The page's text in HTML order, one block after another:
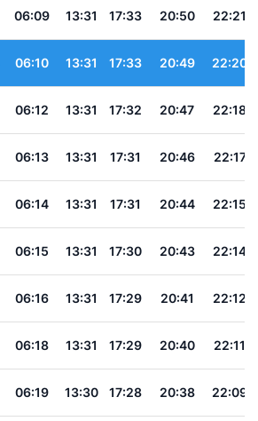
06:09 13:31 17:33 20:50 22:21
06:10 13:31 17:33 20:49 22:20
06:12 13:31 17:32 20:47 22:18
06:13 13:31 17:31 20:46 22:17
06:14 13:31 17:31 20:44 22:15
06:15 13:31 17:30 20:43 22:14
06:16 13:31 17:29 20:41 22:12
06:18 13:31 17:29 20:40 22:11
06:19 13:30 17:28 20:38 22:09